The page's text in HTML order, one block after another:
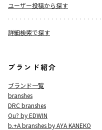
ユーザー投稿から探す
詳細検索で探す
ブランド紹介
ブランド一覧
branshes
DRC branshes
Ou? by EDWIN
b.+A branshes by AYA KANEKO